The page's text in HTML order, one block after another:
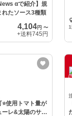
αで紹介】規
たソース3種類
4,104円 〜
+送料745円
⭐️使用トマト量が
レ&太陽のサル